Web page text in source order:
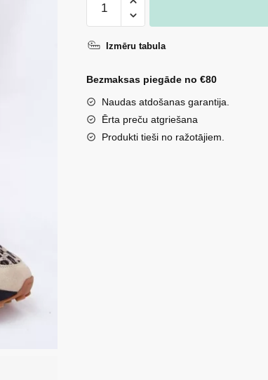
zamšādas
uz
ar
panteras
rakstu
Vinceza
Izmēru tabula
Bezmaksas piegāde no €80
Naudas atdošanas garantija.
Ērta preču atgriešana
Produkti tieši no ražotājiem.